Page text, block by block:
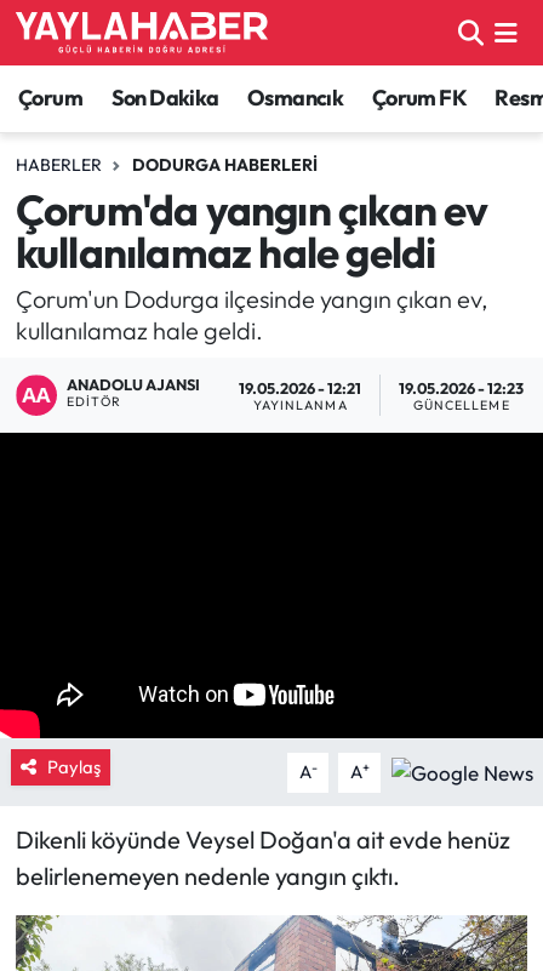
Çorum Son Dakika Osmancık Çorum FK
HABERLER DODURGA HABERLERI
Çorum'da yangın çıkan ev
kullanılamaz hale geldi
Çorum'un Dodurga ilçesinde yangın çıkan ev,
kullanılamaz hale geldi.
ANADOLU AJANSI
EDITÖR
19.05.2026 - 12:21
YAYINLANMA
19.05.2026 - 12:23
GÜNCELLEME
Paylaş A- A+
Dikenli köyünde Veysel Doğan'a ait evde henüz
belirlenemeyen nedenle yangın çıktı.
Alaca Haberleri
Bayat Haberleri
Bilgi - Keşfet Haberleri
Bilim ve Teknoloji
Boğazkale Haberleri
Çorum Haberleri
Güncel
İskilip Haberleri
Kargı Haberleri
Kültür Sanat
Çorum Nöbetçi Eczaneler
Çorum Hava Durumu
Çorum Namaz Vakitleri
Çorum Trafik Yoğunluk Haritası
TFF 1.Lig Puan Durumu ve Fikstür
Tüm Manşetler